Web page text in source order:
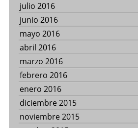
julio 2016
junio 2016
mayo 2016
abril 2016
marzo 2016
febrero 2016
enero 2016
diciembre 2015
noviembre 2015